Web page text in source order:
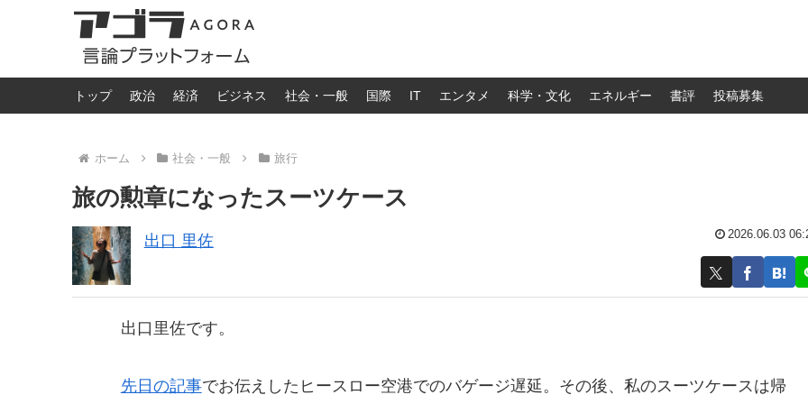
トップ 政治 経済 ビジネス 社会・一般 国際 IT エンタメ 科学・文化 エネルギー 書評 投稿募集
ホーム 社会・一般 旅行
旅の勲章になったスーツケース
出口 里佐 2026.06.03
出口里佐です。
先日の記事でお伝えしたヒースロー空港でのバゲージ遅延。その後、私のスーツケースは帰